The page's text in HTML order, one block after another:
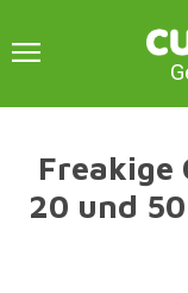
Freakige
20 und